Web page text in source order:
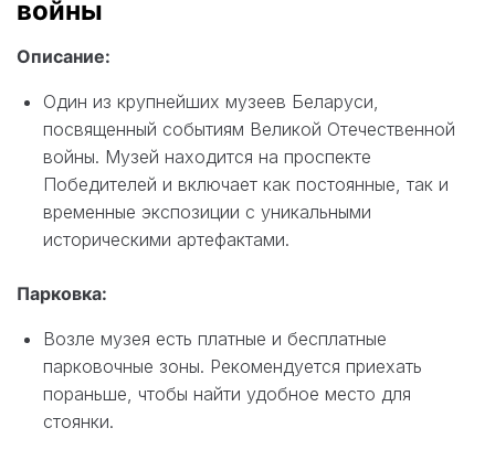
войны
Описание:
Один из крупнейших музеев Беларуси,
посвященный событиям Великой Отечественной
войны. Музей находится на проспекте
Победителей и включает как постоянные, так и
временные экспозиции с уникальными
историческими артефактами.
Парковка:
Возле музея есть платные и бесплатные
парковочные зоны. Рекомендуется приехать
пораньше, чтобы найти удобное место для
стоянки.